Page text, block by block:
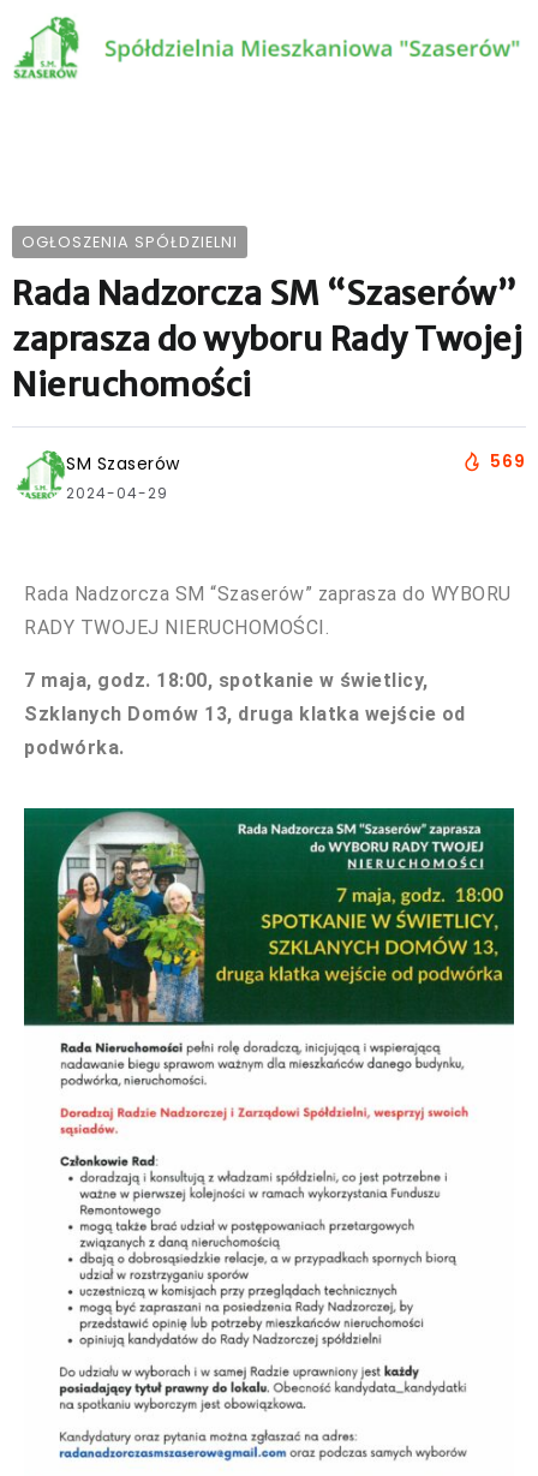
OGŁOSZENIA SPÓŁDZIELNI
Rada Nadzorcza SM “Szaserów”
zaprasza do wyboru Rady Twojej
Nieruchomości
SM Szaserów
2024-04-29
569
Rada Nadzorcza SM “Szaserów” zaprasza do WYBORU
RADY TWOJEJ NIERUCHOMOŚCI.
7 maja, godz. 18:00, spotkanie w świetlicy,
Szklanych Domów 13, druga klatka wejście od
podwórka.